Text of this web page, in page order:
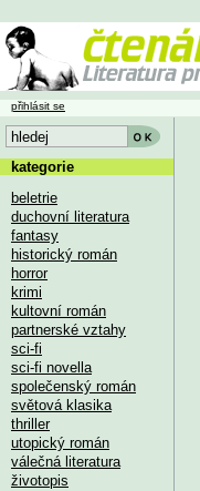
přihlásit se
kategorie
beletrie
duchovní literatura
fantasy
historický román
horror
krimi
kultovní román
partnerské vztahy
sci-fi
sci-fi novella
společenský román
světová klasika
thriller
utopický román
válečná literatura
životopis